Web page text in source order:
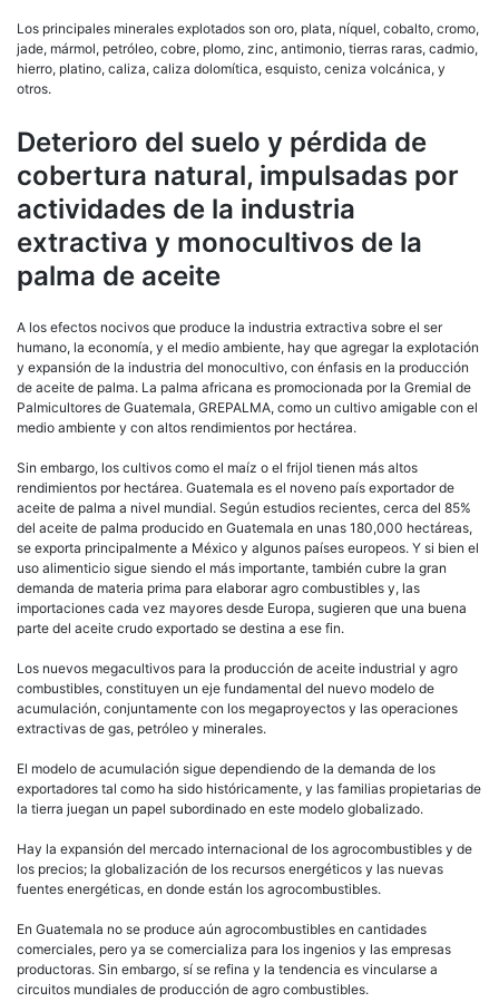
Los principales minerales explotados son oro, plata, níquel, cobalto, cromo,
jade, mármol, petróleo, cobre, plomo, zinc, antimonio, tierras raras, cadmio,
hierro, platino, caliza, caliza dolomítica, esquisto, ceniza volcánica, y
otros.
Deterioro del suelo y pérdida de
cobertura natural, impulsadas por
actividades de la industria
extractiva y monocultivos de la
palma de aceite
A los efectos nocivos que produce la industria extractiva sobre el ser
humano, la economía, y el medio ambiente, hay que agregar la explotación
y expansión de la industria del monocultivo, con énfasis en la producción
de aceite de palma. La palma africana es promocionada por la Gremial de
Palmicultores de Guatemala, GREPALMA, como un cultivo amigable con el
medio ambiente y con altos rendimientos por hectárea.
Sin embargo, los cultivos como el maíz o el frijol tienen más altos
rendimientos por hectárea. Guatemala es el noveno país exportador de
aceite de palma a nivel mundial. Según estudios recientes, cerca del 85%
del aceite de palma producido en Guatemala en unas 180,000 hectáreas,
se exporta principalmente a México y algunos países europeos. Y si bien el
uso alimenticio sigue siendo el más importante, también cubre la gran
demanda de materia prima para elaborar agro combustibles y, las
importaciones cada vez mayores desde Europa, sugieren que una buena
parte del aceite crudo exportado se destina a ese fin.
Los nuevos megacultivos para la producción de aceite industrial y agro
combustibles, constituyen un eje fundamental del nuevo modelo de
acumulación, conjuntamente con los megaproyectos y las operaciones
extractivas de gas, petróleo y minerales.
El modelo de acumulación sigue dependiendo de la demanda de los
exportadores tal como ha sido históricamente, y las familias propietarias de
la tierra juegan un papel subordinado en este modelo globalizado.
Hay la expansión del mercado internacional de los agrocombustibles y de
los precios; la globalización de los recursos energéticos y las nuevas
fuentes energéticas, en donde están los agrocombustibles.
En Guatemala no se produce aún agrocombustibles en cantidades
comerciales, pero ya se comercializa para los ingenios y las empresas
productoras. Sin embargo, sí se refina y la tendencia es vincularse a
circuitos mundiales de producción de agro combustibles.